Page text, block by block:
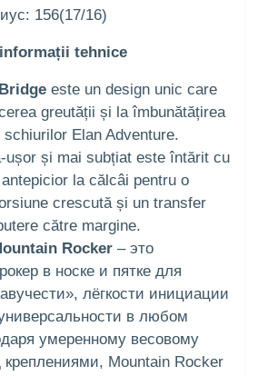
156(17/16)
tehnice
este un design unic care
greutății și la îmbunătățirea
schiurilor Elan Adventure.
ușor și mai subțiat este întărit cu
la călcâi pentru o
crescută și un transfer
către margine.
Rocker – это
в носке и пятке для
лёгкости инициации
в любом
умеренному весовому
креплениями, Mountain Rocker